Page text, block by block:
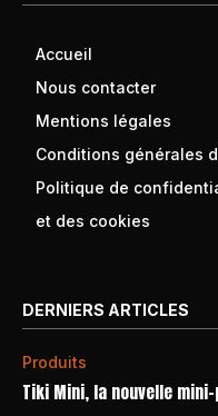
Accueil
Nous contacter
Mentions légales
Conditions générales
Politique de
et des cookies
DERNIERS ARTICLES
Produits
Tiki Mini, la nouvelle